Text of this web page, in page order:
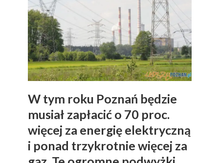
W tym roku Poznań będzie
musiał zapłacić o 70 proc.
więcej za energię elektryczną
i ponad trzykrotnie więcej za